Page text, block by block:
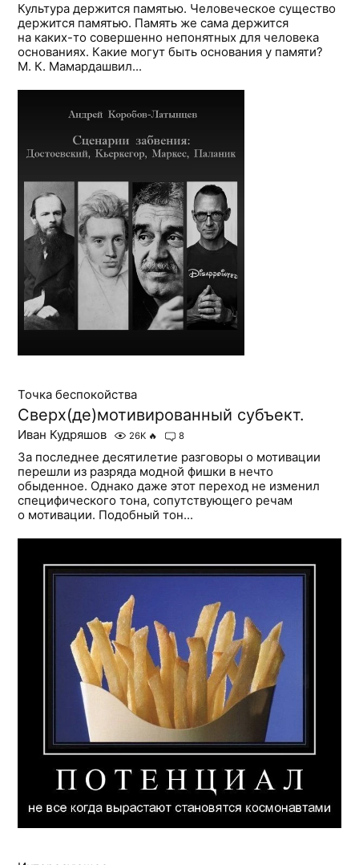
Культура держится памятью. Человеческое существо
держится памятью. Память же сама держится
на каких-то совершенно непонятных для человека
основаниях. Какие могут быть основания у памяти?
М. К. Мамардашвил...
Точка беспокойства
Сверх(де)мотивированный субъект.
Иван Кудряшов 26K 🔥 8
За последнее десятилетие разговоры о мотивации
перешли из разряда модной фишки в нечто
обыденное. Однако даже этот переход не изменил
специфического тона, сопутствующего речам
о мотивации. Подобный тон...